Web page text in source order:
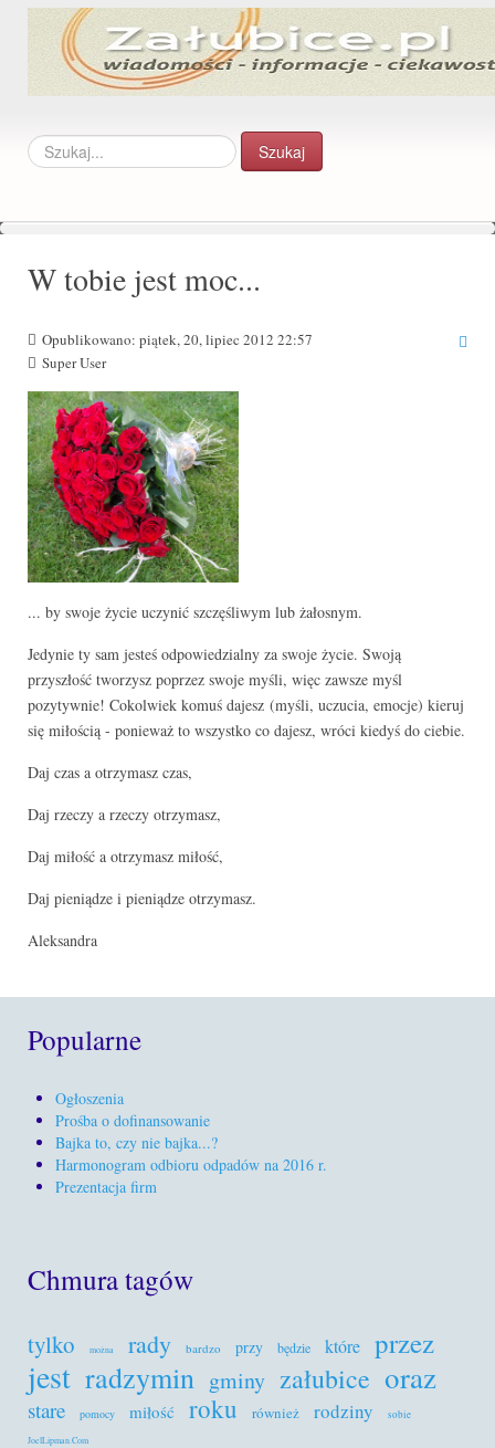
Szukaj... Szukaj
W tobie jest moc...
Opublikowano: piątek, 20, lipiec 2012 22:57
Super User
... by swoje życie uczynić szczęśliwym lub żałosnym.
Jedynie ty sam jesteś odpowiedzialny za swoje życie. Swoją
przyszłość tworzysz poprzez swoje myśli, więc zawsze myśl
pozytywnie! Cokolwiek komuś dajesz (myśli, uczucia, emocje) kieruj
się miłością - ponieważ to wszystko co dajesz, wróci kiedyś do ciebie.
Daj czas a otrzymasz czas,
Daj rzeczy a rzeczy otrzymasz,
Daj miłość a otrzymasz miłość,
Daj pieniądze i pieniądze otrzymasz.
Aleksandra
Popularne
Ogłoszenia
Prośba o dofinansowanie
Bajka to, czy nie bajka...?
Harmonogram odbioru odpadów na 2016 r.
Prezentacja firm
Chmura tagów
tylko można rady bardzo przy będzie które przez
jest radzymin gminy załubice oraz
stare pomocy miłość roku również rodziny sobie
JoelLipman.Com